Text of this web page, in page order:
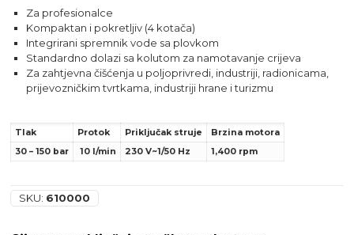
Za profesionalce
Kompaktan i pokretljiv (4 kotača)
Integrirani spremnik vode sa plovkom
Standardno dolazi sa kolutom za namotavanje crijeva
Za zahtjevna čišćenja u poljoprivredi, industriji, radionicama,
prijevozničkim tvrtkama, industriji hrane i turizmu
Tlak Protok Priključak struje
Brzina motora
30 – 150 bar
10 l/min 230 V~1/50 Hz 1,400 rpm
SKU: 610000